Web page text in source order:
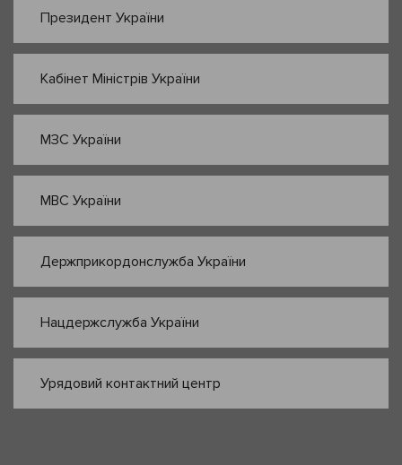
Президент України
Кабінет Міністрів України
МЗС України
МВС України
Держприкордонслужба України
Нацдержслужба України
Урядовий контактний центр